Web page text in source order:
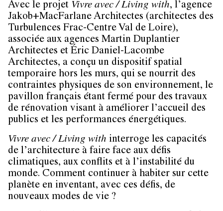
Avec le projet Vivre avec / Living with, l’agence
Jakob+MacFarlane Architectes (architectes des
Turbulences Frac-Centre Val de Loire),
associée aux agences Martin Duplantier
Architectes et Éric Daniel-Lacombe
Architectes, a conçu un dispositif spatial
temporaire hors les murs, qui se nourrit des
contraintes physiques de son environnement, le
pavillon français étant fermé pour des travaux
de rénovation visant à améliorer l’accueil des
publics et les performances énergétiques.
Vivre avec / Living with interroge les capacités
de l’architecture à faire face aux défis
climatiques, aux conflits et à l’instabilité du
monde. Comment continuer à habiter sur cette
planète en inventant, avec ces défis, de
nouveaux modes de vie ?